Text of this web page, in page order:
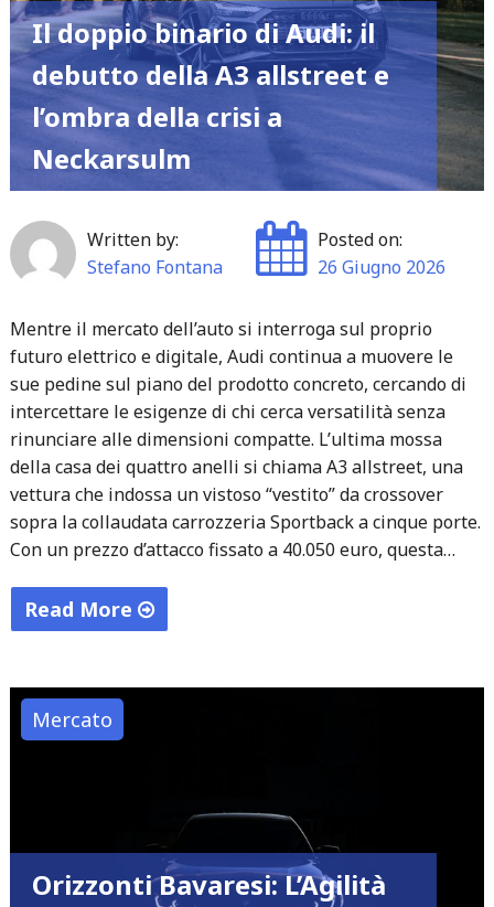
Il doppio binario di Audi: il
debutto della A3 allstreet e
l’ombra della crisi a
Neckarsulm
Written by:
Stefano Fontana
Posted on:
26 Giugno 2026
Mentre il mercato dell’auto si interroga sul proprio
futuro elettrico e digitale, Audi continua a muovere le
sue pedine sul piano del prodotto concreto, cercando di
intercettare le esigenze di chi cerca versatilità senza
rinunciare alle dimensioni compatte. L’ultima mossa
della casa dei quattro anelli si chiama A3 allstreet, una
vettura che indossa un vistoso “vestito” da crossover
sopra la collaudata carrozzeria Sportback a cinque porte.
Con un prezzo d’attacco fissato a 40.050 euro, questa…
Read More
binario
di
Mercato
Orizzonti Bavaresi: L’Agilità